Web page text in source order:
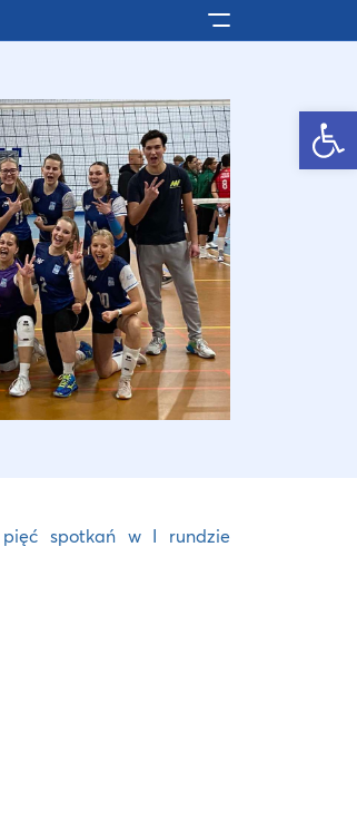
Otwórz pasek narzędzi
Pokaż/ukryj
spotkań w I rundzie